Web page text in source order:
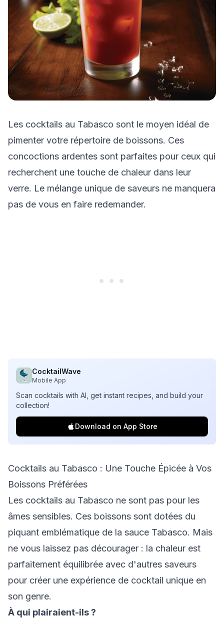
Les cocktails au Tabasco sont le moyen idéal de
pimenter votre répertoire de boissons. Ces
concoctions ardentes sont parfaites pour ceux qui
recherchent une touche de chaleur dans leur
verre. Le mélange unique de saveurs ne manquera
pas de vous en faire redemander.
CocktailWave
Mobile App
Scan cocktails with AI, get instant recipes, and build your
collection!
Download on App Store
Cocktails au Tabasco : Une Touche Épicée à Vos
Boissons Préférées
Les cocktails au Tabasco ne sont pas pour les
âmes sensibles. Ces boissons sont dotées du
piquant emblématique de la sauce Tabasco. Mais
ne vous laissez pas décourager : la chaleur est
parfaitement équilibrée avec d'autres saveurs
pour créer une expérience de cocktail unique en
son genre.
À qui plairaient-ils ?